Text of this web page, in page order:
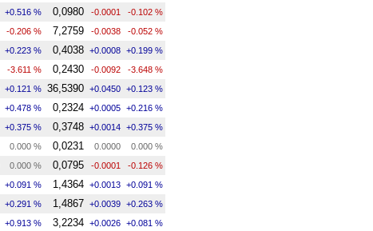
+0.516 % 0,0980 -0.0001 -0.102 %
-0.206 % 7,2759 -0.0038 -0.052 %
+0.223 % 0,4038 +0.0008 +0.199 %
-3.611 % 0,2430 -0.0092 -3.648 %
+0.121 % 36,5390 +0.0450 +0.123 %
+0.478 % 0,2324 +0.0005 +0.216 %
+0.375 % 0,3748 +0.0014 +0.375 %
0.000 % 0,0231 0.0000 0.000 %
0.000 % 0,0795 -0.0001 -0.126 %
+0.091 % 1,4364 +0.0013 +0.091 %
+0.291 % 1,4867 +0.0039 +0.263 %
+0.913 % 3,2234 +0.0026 +0.081 %